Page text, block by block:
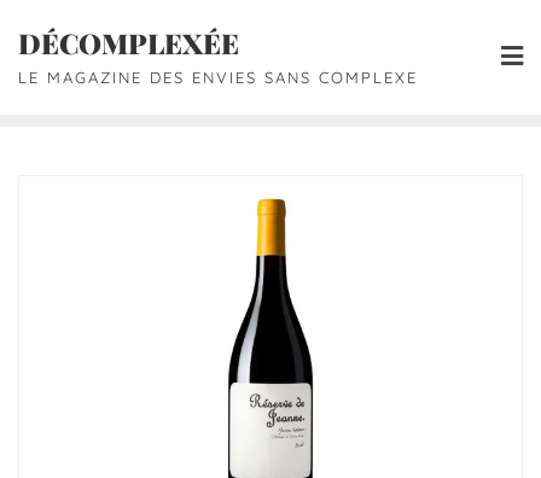
DÉCOMPLEXÉE
LE MAGAZINE DES ENVIES SANS COMPLEXE